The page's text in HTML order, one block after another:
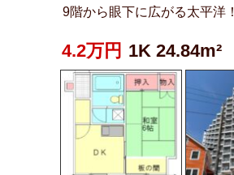
9階から眼下に広がる太平洋！
4.2万円 1K 24.84m²